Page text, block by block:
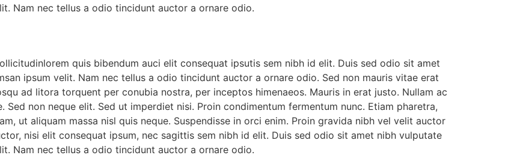
Nam nec tellus a odio tincidunt auctor a ornare odio.
quis bibendum auci elit consequat ipsutis sem nibh id elit. Duis sed odio sit amet
ipsum velit. Nam nec tellus a odio tincidunt auctor a ornare odio. Sed non mauris vitae erat
ad litora torquent per conubia nostra, per inceptos himenaeos. Mauris in erat justo. Nullam ac
non neque elit. Sed ut imperdiet nisi. Proin condimentum fermentum nunc. Etiam pharetra,
ut aliquam massa nisl quis neque. Suspendisse in orci enim. Proin gravida nibh vel velit auctor
nisi elit consequat ipsum, nec sagittis sem nibh id elit. Duis sed odio sit amet nibh vulputate
Nam nec tellus a odio tincidunt auctor a ornare odio.